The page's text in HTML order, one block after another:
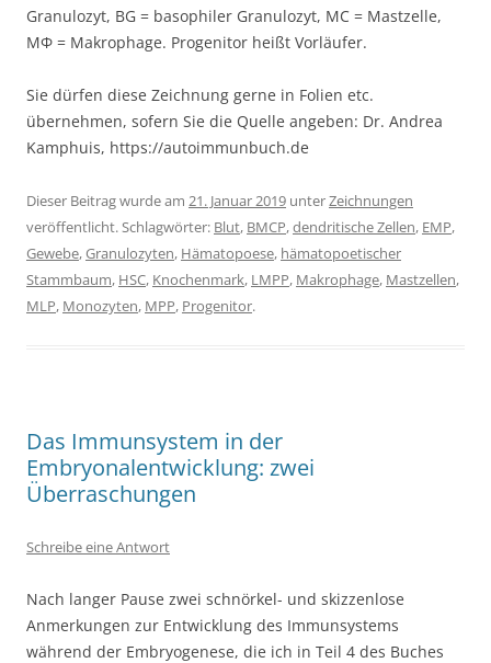
Granulozyt, BG = basophiler Granulozyt, MC = Mastzelle,
MΦ = Makrophage. Progenitor heißt Vorläufer.
Sie dürfen diese Zeichnung gerne in Folien etc.
übernehmen, sofern Sie die Quelle angeben: Dr. Andrea
Kamphuis, https://autoimmunbuch.de
Dieser Beitrag wurde am 21. Januar 2019 unterZeichnungen
veröffentlicht. Schlagwörter: Blut, BMCP,dendritische Zellen, EMP,
Gewebe,Granulozyten, Hämatopoese, hämatopoetischer
Stammbaum, HSC, Knochenmark, LMPP, Makrophage, Mastzellen,
MLP, Monozyten, MPP, Progenitor.
Das Immunsystem in der
Embryonalentwicklung: zwei
Überraschungen
Schreibe eine Antwort
Nach langer Pause zwei schnörkel- und skizzenlose
Anmerkungen zur Entwicklung des Immunsystems
während der Embryogenese, die ich in Teil 4 des Buches